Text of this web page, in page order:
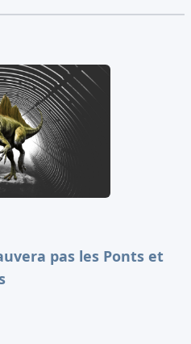
pas les Ponts et